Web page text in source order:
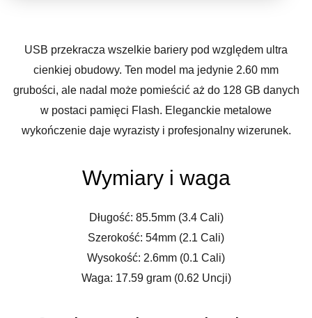
USB przekracza wszelkie bariery pod względem ultra
cienkiej obudowy. Ten model ma jedynie 2.60 mm
grubości, ale nadal może pomieścić aż do 128 GB danych
w postaci pamięci Flash. Eleganckie metalowe
wykończenie daje wyrazisty i profesjonalny wizerunek.
Wymiary i waga
Długość: 85.5mm (3.4 Cali)
Szerokość: 54mm (2.1 Cali)
Wysokość: 2.6mm (0.1 Cali)
Waga: 17.59 gram (0.62 Uncji)